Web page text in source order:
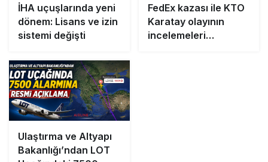
İHA uçuşlarında yeni
dönem: Lisans ve izin
sistemi değişti
FedEx kazası ile KTO
Karatay olayının
incelemeleri
Ulaştırma ve Altyapı
Bakanlığı’ndan LOT